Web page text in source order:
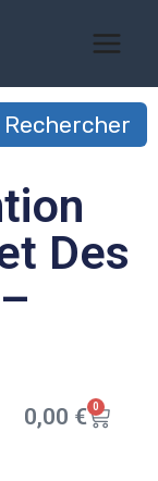
Rechercher
Des
0,00 € 0